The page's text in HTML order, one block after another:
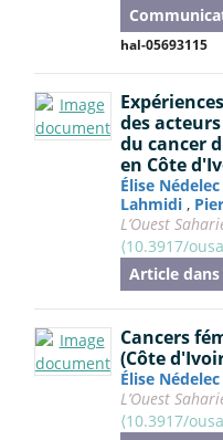
hal-05693115
des
du cancer
en Côte
Élise Nédelec
Lahmidi ,
L’Ouest
⟨10.3917/
Article
Cancers
(Côte
Élise Nédelec
L’Ouest
⟨10.3917/